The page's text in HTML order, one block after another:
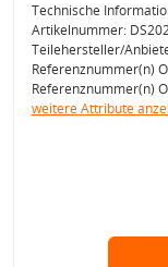
Technische
Artikelnummer:
Teilehersteller/
Referenznummer(n)
Referenznummer(n)
weitere Attribute